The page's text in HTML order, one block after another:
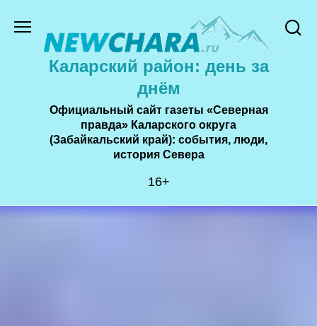
содержанию
Каларский район: день за
днём
Официальный сайт газеты «Северная
правда» Каларского округа
(Забайкальский край): события, люди,
история Cевера
16+